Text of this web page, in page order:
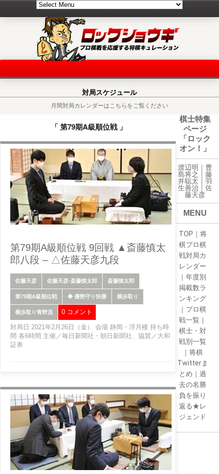
対局スケジュール
月間対局カレンダーはこちらをご覧ください
「 第79期A級順位戦 」
第79期A級順位戦 9回戦 ▲斎藤慎太
郎八段 – △佐藤天彦九段
佐藤天彦 佐藤天彦-斎藤慎太郎 斎藤慎太郎
第79期A級順位戦 ◆ 優勢守り快勝 横歩取り
横歩取り青野流 0 コメント
対局日 2021年2月26日（金） 会場 静岡・浮月楼 持ち時
間 各6時間 主催／毎日新聞社・朝日新聞社、協賛／大和
証券
棋士特集
ページ
「ロック
オン！」
渡辺明｜ 豊
島将之
藤
井聡太
羽
生善治
佐
藤天彦
MENU
TOP ｜ 将
棋プロ棋
戦対局カ
レンダー
｜ 年度別
掲載数ラ
ンキング
｜ プロ棋
戦一覧 ｜
棋士・対
戦別一覧
｜ 将棋
Twitterま
とめ ｜ 過
去の名勝
負を振り
返る★レ
ジェンド